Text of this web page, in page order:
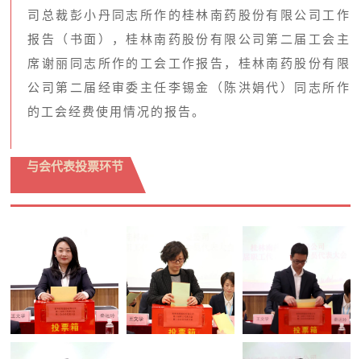
司总裁彭小丹同志所作的桂林南药股份有限公司工作
报告（书面），桂林南药股份有限公司第二届工会主
席谢丽同志所作的工会工作报告，桂林南药股份有限
公司第二届经审委主任李锡金（陈洪娟代）同志所作
的工会经费使用情况的报告。
与会代表投票环节